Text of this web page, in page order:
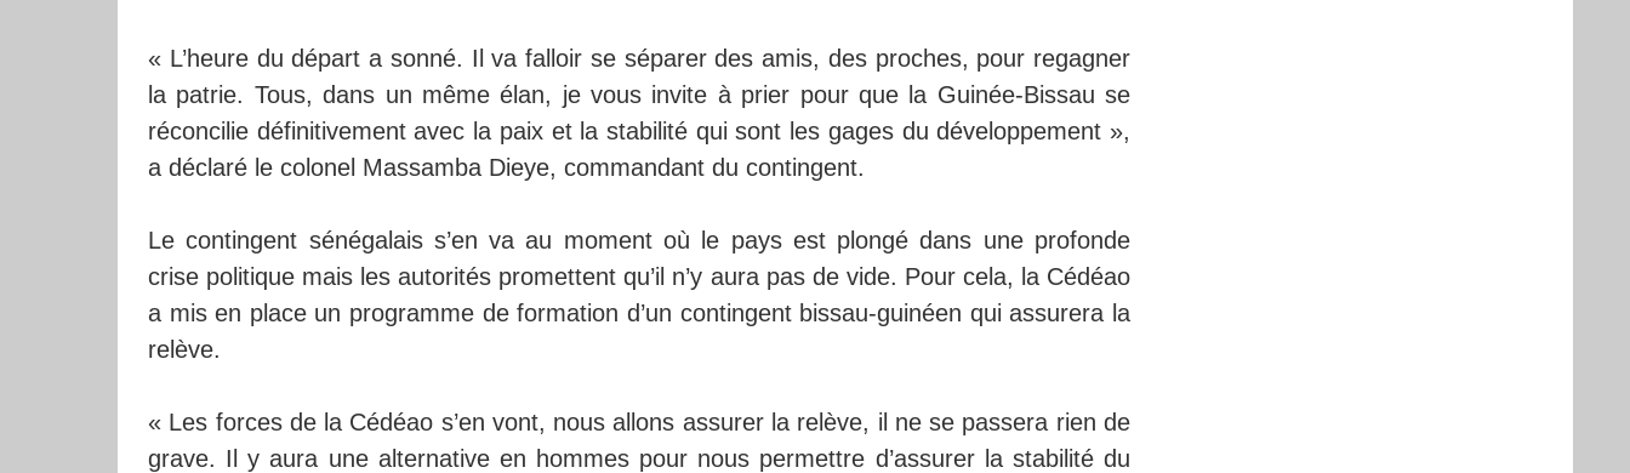
« L’heure du départ a sonné. Il va falloir se séparer des amis, des proches, pour regagner
la patrie. Tous, dans un même élan, je vous invite à prier pour que la Guinée-Bissau se
réconcilie définitivement avec la paix et la stabilité qui sont les gages du développement »,
a déclaré le colonel Massamba Dieye, commandant du contingent.
Le contingent sénégalais s’en va au moment où le pays est plongé dans une profonde
crise politique mais les autorités promettent qu’il n’y aura pas de vide. Pour cela, la Cédéao
a mis en place un programme de formation d’un contingent bissau-guinéen qui assurera la
relève.
« Les forces de la Cédéao s’en vont, nous allons assurer la relève, il ne se passera rien de
grave. Il y aura une alternative en hommes pour nous permettre d’assurer la stabilité du